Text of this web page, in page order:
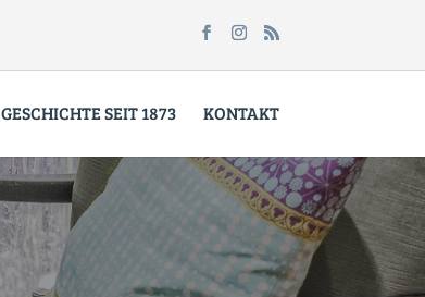
GESCHICHTE SEIT 1873 KONTAKT